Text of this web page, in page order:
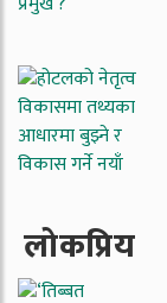
लाेकप्रिय